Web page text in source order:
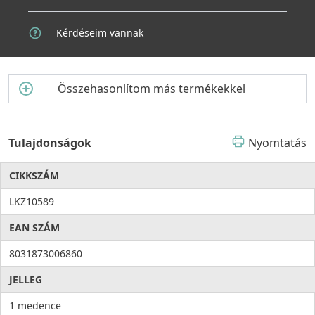
Kérdéseim vannak
Összehasonlítom más termékekkel
Tulajdonságok Nyomtatás
CIKKSZÁM
LKZ10589
EAN SZÁM
8031873006860
JELLEG
1 medence